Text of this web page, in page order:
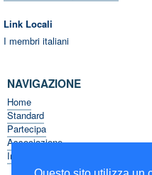
Link Locali
I membri italiani
NAVIGAZIONE
Home
Standard
Partecipa
Associazione
Informazioni sul W3C